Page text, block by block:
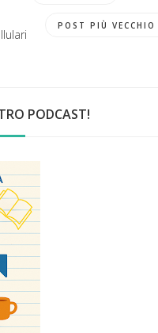
POST PIÙ VECCHIO
PODCAST!